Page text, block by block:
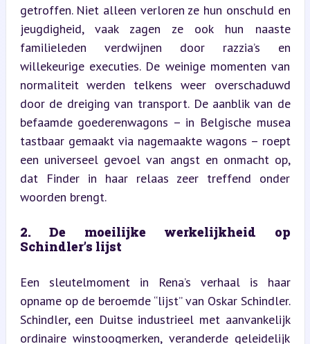
getroffen. Niet alleen verloren ze hun onschuld en
jeugdigheid, vaak zagen ze ook hun naaste
familieleden verdwijnen door razzia’s en
willekeurige executies. De weinige momenten van
normaliteit werden telkens weer overschaduwd
door de dreiging van transport. De aanblik van de
befaamde goederenwagons – in Belgische musea
tastbaar gemaakt via nagemaakte wagons – roept
een universeel gevoel van angst en onmacht op,
dat Finder in haar relaas zeer treffend onder
woorden brengt.
2. De moeilijke werkelijkheid op
Schindler’s lijst
Een sleutelmoment in Rena’s verhaal is haar
opname op de beroemde “lijst” van Oskar Schindler.
Schindler, een Duitse industrieel met aanvankelijk
ordinaire winstoogmerken, veranderde geleidelijk